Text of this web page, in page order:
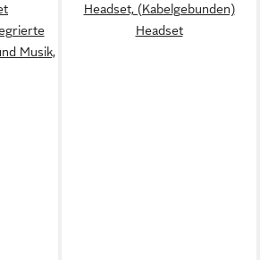
Musik,
Headset, (Kabelgebunden)
Headset